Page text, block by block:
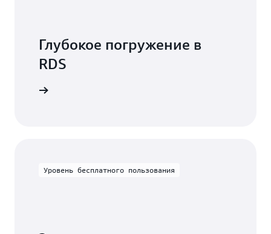
Глубокое погружение в
RDS
Уровень бесплатного пользования